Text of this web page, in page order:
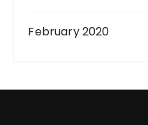
February 2020